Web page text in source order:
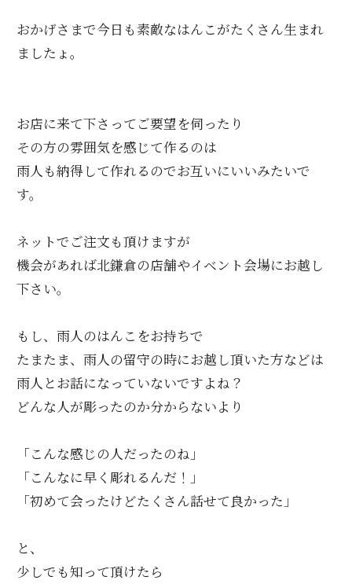
おかげさまで今日も素敵なはんこがたくさん生まれ
ましたょ。
お店に来て下さってご要望を伺ったり
その方の雰囲気を感じて作るのは
雨人も納得して作れるのでお互いにいいみたいで
す。
ネットでご注文も頂けますが
機会があれば北鎌倉の店舗やイベント会場にお越し
下さい。
もし、雨人のはんこをお持ちで
たまたま、雨人の留守の時にお越し頂いた方などは
雨人とお話になっていないですよね？
どんな人が彫ったのか分からないより
「こんな感じの人だったのね」
「こんなに早く彫れるんだ！」
「初めて会ったけどたくさん話せて良かった」
と、
少しでも知って頂けたら